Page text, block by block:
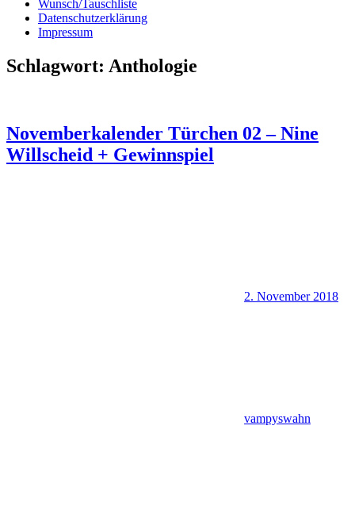
Wunsch/Tauschliste
Datenschutzerklärung
Impressum
Schlagwort: Anthologie
Novemberkalender Türchen 02 – Nine
Willscheid + Gewinnspiel
2. November 2018
vampyswahn